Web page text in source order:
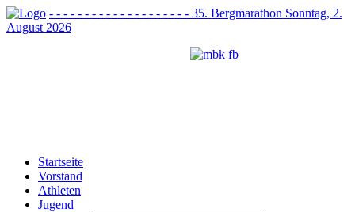
- - - - - - - - - - - - - - - - - - - - 35. Bergmarathon Sonntag, 2.
August 2026
Startseite
Vorstand
Athleten
Jugend